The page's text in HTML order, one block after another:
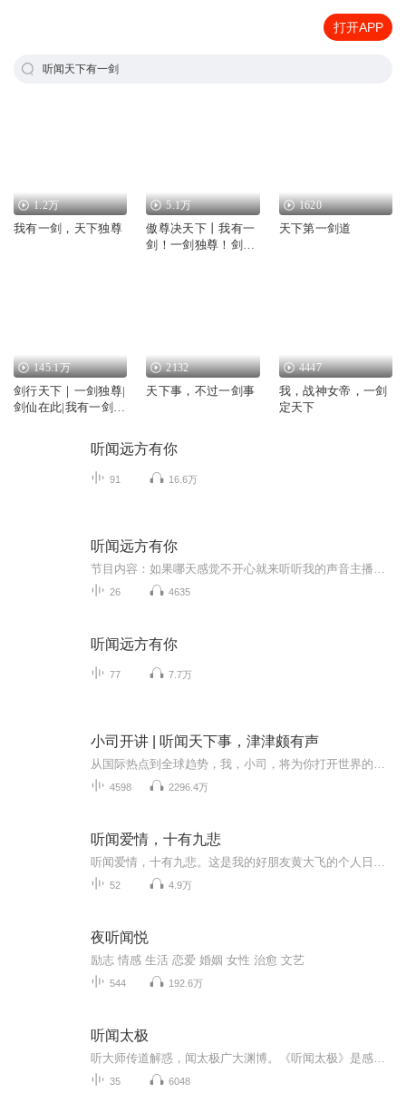
打开APP
听闻天下有一剑
1.2万
我有一剑，天下独尊
5.1万
傲尊决天下丨我有一
剑！一剑独尊！剑
1620
天下第一剑道
145.1万
剑行天下｜一剑独尊|
剑仙在此|我有一剑|
2132
天下事，不过一剑事
4447
我，战神女帝，一剑
定天下
听闻远方有你
91 16.6万
听闻远方有你
26 4635
听闻远方有你
77 7.7万
小司开讲 | 听闻天下事，津津颇有声
4598 2296.4万
听闻爱情，十有九悲
52 4.9万
夜听闻悦
励志 情感 生活 恋爱 婚姻 女性 治愈 文艺
544 192.6万
听闻太极
35 6048